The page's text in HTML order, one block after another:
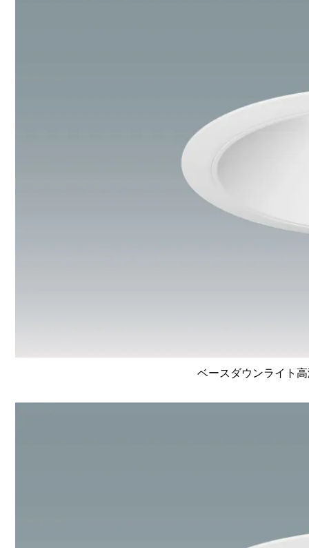
ベースダウンライト